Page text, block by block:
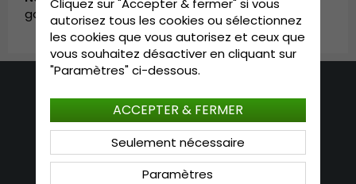
garda.flowerband.58732.liana.white
Nous contacter
E-mail: info@hatshop.se
Téléphone: +33 (0)1 84 88 84 08
Cliquez sur "Accepter & fermer" si vous
autorisez tous les cookies ou sélectionnez
les cookies que vous autorisez et ceux que
vous souhaitez désactiver en cliquant sur
"Paramètres" ci-dessous.
Paramètres
Seulement nécessaire
ACCEPTER & FERMER